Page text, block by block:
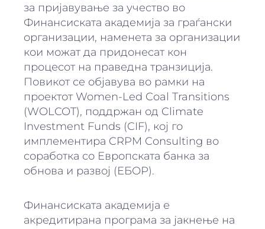
за пријавување за учество во
Финансиската академија за граѓански
организации, наменета за организации
кои можат да придонесат кон
процесот на праведна транзиција.
Повикот се објавува во рамки на
проектот Women-Led Coal Transitions
(WOLCOT), поддржан од Climate
Investment Funds (CIF), кој го
имплементира CRPM Consulting во
соработка со Европската банка за
обнова и развој (ЕБОР).
Финансиската академија е
акредитирана програма за јакнење на